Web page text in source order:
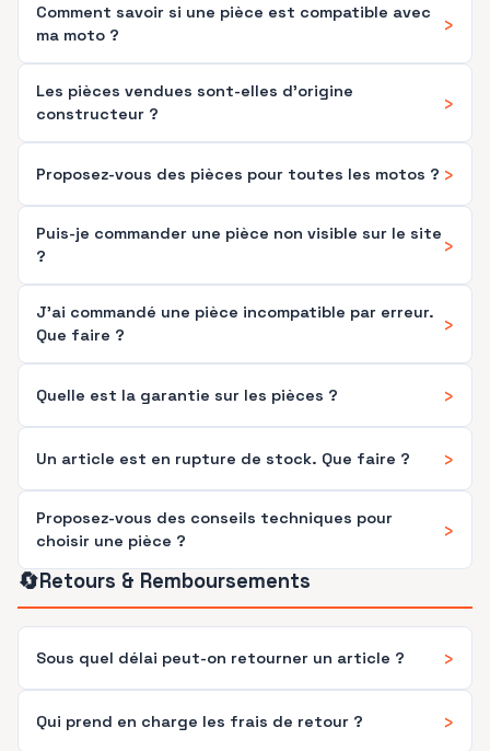
Comment savoir si une pièce est compatible avec
ma moto ?
›
Les pièces vendues sont-elles d'origine
constructeur ?
›
Proposez-vous des pièces pour toutes les motos ? ›
Puis-je commander une pièce non visible sur le site
?
›
J'ai commandé une pièce incompatible par erreur.
Que faire ?
›
Quelle est la garantie sur les pièces ? ›
Un article est en rupture de stock. Que faire ? ›
Proposez-vous des conseils techniques pour
choisir une pièce ?
›
🔄Retours & Remboursements
Sous quel délai peut-on retourner un article ? ›
Qui prend en charge les frais de retour ? ›